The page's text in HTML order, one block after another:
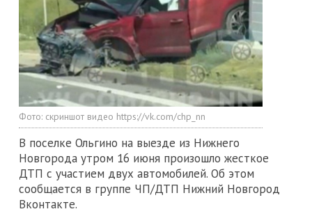
Фото: скриншот видео https://vk.com/chp_nn
В поселке Ольгино на выезде из Нижнего
Новгорода утром 16 июня произошло жесткое
ДТП с участием двух автомобилей. Об этом
сообщается в группе ЧП/ДТП Нижний Новгород
Вконтакте.